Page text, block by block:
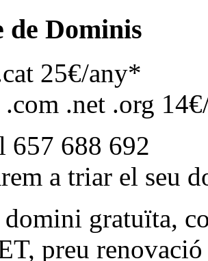
de Dominis
25€/any*
.net .org
657 688 692
a triar el seu
gratuïta,
preu